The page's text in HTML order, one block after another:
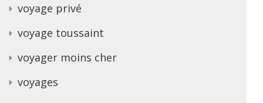
voyage privé
voyage toussaint
voyager moins cher
voyages